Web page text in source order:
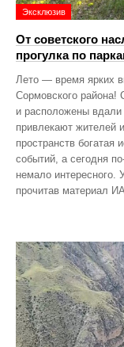
Эксклюзив
От советского
прогулка по
Лето — время ярких
Сормовского района!
и расположены вдали
привлекают жителей
пространств
событий, а сегодня
немало интересного.
прочитав материал